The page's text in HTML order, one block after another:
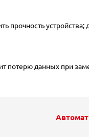
прочность
потерю данных при